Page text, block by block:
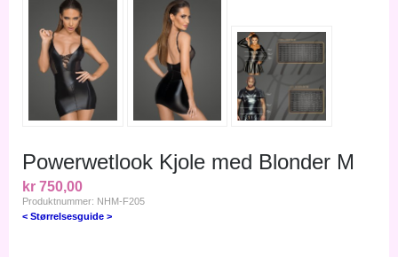
Powerwetlook Kjole med Blonder M
kr 750,00
Produktnummer: NHM-F205
< Størrelsesguide >